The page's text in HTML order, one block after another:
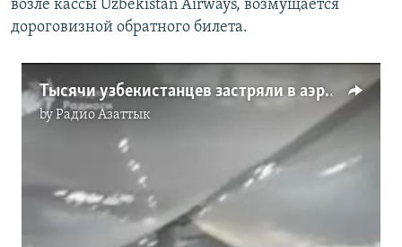
возле кассы Uzbekistan Airways, возмущается
дороговизной обратного билета.
Тысячи узбекистанцев застряли в аэропорту Стамбула
byРадио Азаттык